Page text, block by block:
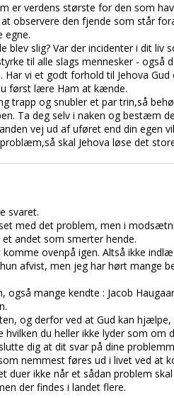
er verdens største for den som
observere den fjende som står
egne.
blev slig? Var der incidenter i dit liv
til alle slags mennesker -
Har vi et godt forhold til Jehova
først lære Ham at kænde.
trapp og snubler et par trin,så
Ta deg selv i naken og bestæm
vej ud af uføret end din egen
skal Jehova løse det
svaret.
med det problem, men i
andet som smerter hende.
ovenpå igen. Altså ikke
afvist, men jeg har hørt mange
også mange kendte : Jacob
og derfor ved at Gud kan
du heller ikke lyder som om
dig at dit svar på dine
nemmest føres ud i livet ved at
duer ikke når et sådan problem skal
der findes i landet flere.